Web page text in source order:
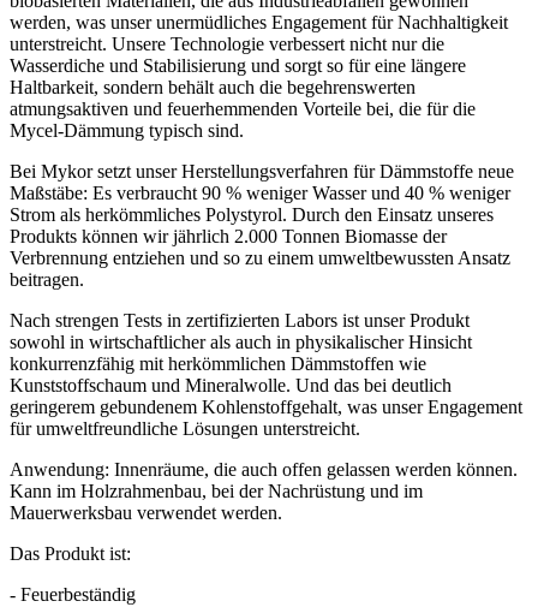
werden, was unser unermüdliches Engagement für Nachhaltigkeit
unterstreicht. Unsere Technologie verbessert nicht nur die
Wasserdiche und Stabilisierung und sorgt so für eine längere
Haltbarkeit, sondern behält auch die begehrenswerten
atmungsaktiven und feuerhemmenden Vorteile bei, die für die
Mycel-Dämmung typisch sind.
Bei Mykor setzt unser Herstellungsverfahren für Dämmstoffe neue
Maßstäbe: Es verbraucht 90 % weniger Wasser und 40 % weniger
Strom als herkömmliches Polystyrol. Durch den Einsatz unseres
Produkts können wir jährlich 2.000 Tonnen Biomasse der
Verbrennung entziehen und so zu einem umweltbewussten Ansatz
beitragen.
Nach strengen Tests in zertifizierten Labors ist unser Produkt
sowohl in wirtschaftlicher als auch in physikalischer Hinsicht
konkurrenzfähig mit herkömmlichen Dämmstoffen wie
Kunststoffschaum und Mineralwolle. Und das bei deutlich
geringerem gebundenem Kohlenstoffgehalt, was unser Engagement
für umweltfreundliche Lösungen unterstreicht.
Anwendung: Innenräume, die auch offen gelassen werden können.
Kann im Holzrahmenbau, bei der Nachrüstung und im
Mauerwerksbau verwendet werden.
Das Produkt ist:
- Feuerbeständig